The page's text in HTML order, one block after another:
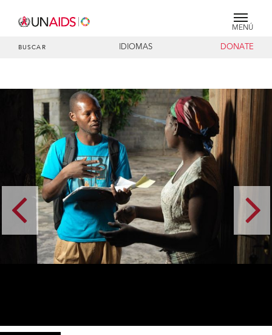
MENÚ
BUSCAR IDIOMAS DONATE